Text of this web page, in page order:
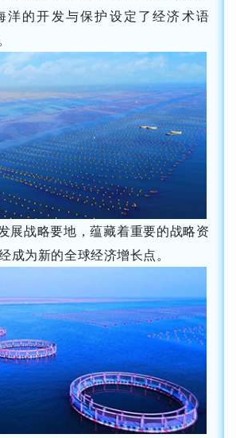
洋的开发与保护设定了经济术语
。
展战略要地，蕴藏着重要的战略资
成为新的全球经济增长点。